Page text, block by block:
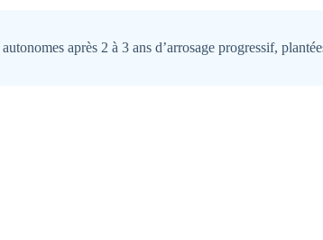
après 2 à 3 ans d’arrosage progressif,